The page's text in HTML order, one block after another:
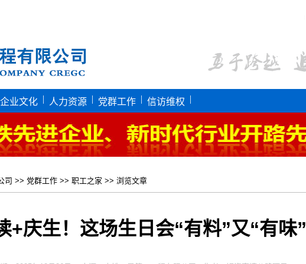
企业文化 | 人力资源 | 党群工作 | 信访维权 |
司 >> 党群工作 >> 职工之家 >> 浏览文章
+庆生！这场生日会“有料”又“有味”